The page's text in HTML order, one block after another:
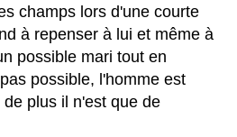
champs lors d'une courte
à repenser à lui et même à
possible mari tout en
possible, l'homme est
plus il n'est que de